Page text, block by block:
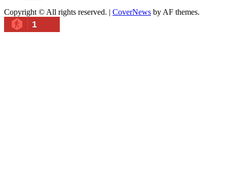
Copyright © All rights reserved.
CoverNews by AF themes.
1